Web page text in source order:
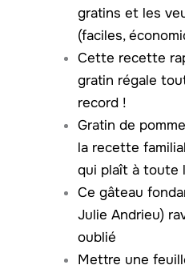
gratins et les
(faciles,
Cette recette
gratin régale
record !
Gratin de
la recette
qui plaît à toute
Ce gâteau
Julie Andrieu)
oublié
Mettre une